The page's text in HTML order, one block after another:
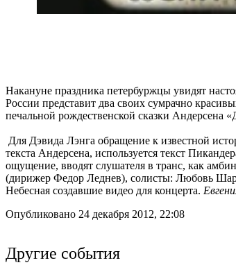
Накануне праздника петербуржцы увидят
России представит два своих сумрачно
печальной рождественской сказки Андерсена
Для Дэвида Лэнга обращение к известной
текста Андерсена, используется текст
ощущение, вводят слушателя в транс, как
(дирижер Федор Леднев), солисты: Любовь
Небесная создавшие видео для концерта.
Опубликовано 24 декабря 2012, 22:08
Другие события